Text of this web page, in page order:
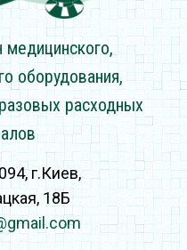
медицинского,
оборудования,
расходных
г.Киев,
18Б